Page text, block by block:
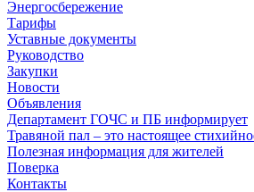
Энергосбережение
Тарифы
Уставные документы
Руководство
Закупки
Новости
Объявления
Департамент ГОЧС и ПБ информирует
Травяной пал – это настоящее
Полезная информация для жителей
Поверка
Контакты